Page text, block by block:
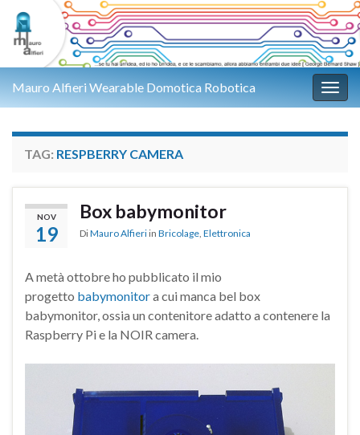
Mauro Alfieri Wearable Domotica Robotica
TAG: RESPBERRY CAMERA
NOV
19
Box babymonitor
DiMauro Alfieri in Bricolage, Elettronica
A metà ottobre ho pubblicato il mio
progetto babymonitora cui manca bel box
babymonitor, ossia un contenitore adatto a contenere la
Raspberry Pi e la NOIR camera.